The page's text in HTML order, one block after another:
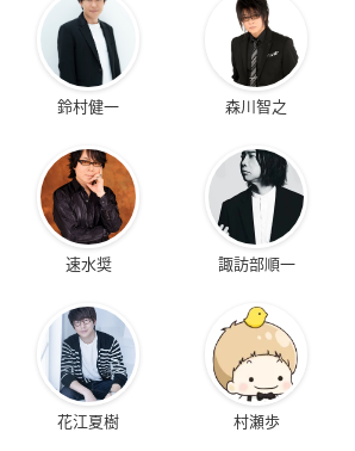
鈴村健一 森川智之
速水奨 諏訪部順一
花江夏樹 村瀬歩